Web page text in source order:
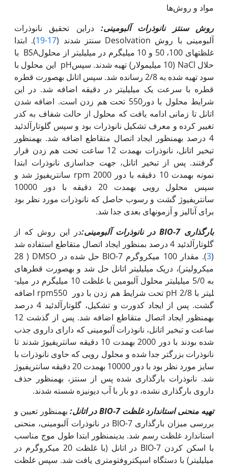
مواد و روش‌ها
روش سنتز نانوذرات آلبومینی: دراین تحقیق نانوذرات
آلبومینی با روش Desolvation سنتز ­شدند (
17-19
). ابتدا
غلظت­های 100، 50 و 10 میلی­گرم در میلی­لیتر از محلولBSA با
حلال NaCl (­10 میلی­مولار) تهیه شدند. سپسpH این محلول با
سود تهیه شده به 2/8 رسانده شد. سپس اتانل به‫صورت قطره
قطره با سرعت یک میلی‫لیتر در دقیقه اضافه شد. در این
شرایط محلول با دور550 تحت هم زدن است. اضافه شدن
اتانل تا زمانی ادامه یافت که محلول از حالت شفاف به کدر
تغییر کرده و معرف تشکیل نانوذرات بود و سپس گلوتارآلدئید
4 درصد به‫منظور ایجاد اتصال متقاطع اضافه شد. به‏منظور
تبخیر اتانل، نانوذرات به‏مدت 12 ساعت تحت هم زدن قرار
گرفتند. پس از تبخیر اتانل، جهت جداسازی نانوذرات ابتدا
نمونه به‏مدت 10 دقیقه با دور rpm 2000 سانتریفیوژ شد و
سپس محلول رویی به‏مدت 20 دقیقه با دور 10000
سانتریفیوژ گشت و رسوب حاصل که نانوذرات مورد نظر بود
برای آنالیز و آزمون‫های بعدی جدا شد.
بارگذاری7-BIO در نانوذرات آلبومینی:در این روش که از
گلوتارآلدئید 4 درصد بمنظور ایجاد اتصال متقاطع استفاده شد
(
3
). مقدار 100 میکروگرم 7-BIO حل شده در DMSO ( 28
میکرولیتر)، دریک میلی­لیتر اتانل حل شد و به‏صورت قطرهای
به 5/0 میلی­لیتر محلول آلبومین با غلظت 10 میلی­گرم در میلی­
لیتر با pH 2/8 تحت شرایط هم زدن با دور rpm550 اضافه
گشت. پس از ایجاد کدورت و تشکیل، گلوتارآلدئید 4 درصد
به‫منظور ایجاد اتصال متقاطع اضافه شد. پس از گذشت 12
ساعت و تبخیر اتانل، نانوذرات آلبومینی که دارای داروی جذب
شده بودند با دور 2000 به‏مدت 10 دقیقه سانتریفیوژ شدند تا
نانوذرات بزرگ‫تر جدا شده و محلول رویی که حاوی نانوذرات با
سایز مورد نظر بود با دور 10000 به‫مدت 20 دقیقه سانتریفیوژ
شد. نانوذرات بارگذاری شده پس از سنتز، به‫منظور حذف
داروی بارگذاری نشده، دو بار با آب دیونیزه شسته شدند.
تهیه منحنی استاندارد غلظت7-BIO در اتانل:
به‫منظور تعیین و
بررسی میزان بارگذاری 7-BIO در نانوذرات آلبومینی، منحنی
استاندارد غلظت رسم شد. بدین‫منظور ابتدا طول موج مناسب
با اسکن کردن 7-BIO در اتانل (‫با غلظت 20 میکروگرم در
میلی­لیتر) با دستگاه اسپکتروفتومتری یافت شد. سپس غلظت